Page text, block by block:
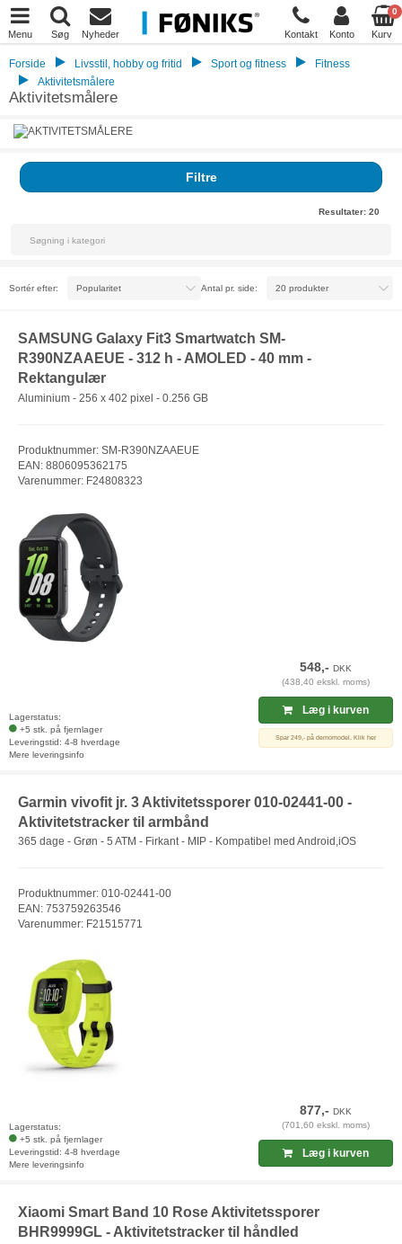
Menu Søg Nyheder Kontakt Konto
0
Kurv
Forside Livsstil, hobby og fritid Sport og fitness
Fitness
Aktivitetsmålere
Aktivitetsmålere
Filtre
Resultater: 20
Sortér efter: Antal pr. side:
SAMSUNG Galaxy Fit3 Smartwatch SM-
R390NZAAEUE - 312 h - AMOLED - 40 mm -
Rektangulær
Aluminium - 256 x 402 pixel - 0.256 GB
Produktnummer: SM-R390NZAAEUE
EAN: 8806095362175
Varenummer: F24808323
Lagerstatus:
+5 stk. på fjernlager
Leveringstid: 4-8 hverdage
Mere leveringsinfo
548,-DKK
(438,40 ekskl. moms)
Læg i kurven
Spar 249,- på demomodel. Klik her
Garmin vivofit jr. 3 Aktivitetssporer 010-02441-00 -
Aktivitetstracker til armbånd
365 dage - Grøn - 5 ATM - Firkant - MIP - Kompatibel med Android,iOS
Produktnummer: 010-02441-00
EAN: 753759263546
Varenummer: F21515771
Lagerstatus:
+5 stk. på fjernlager
Leveringstid: 4-8 hverdage
Mere leveringsinfo
877,-DKK
(701,60 ekskl. moms)
Læg i kurven
Xiaomi Smart Band 10 Rose Aktivitetssporer
BHR9999GL - Aktivitetstracker til håndled